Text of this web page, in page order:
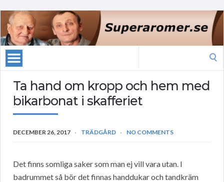
Ta hand om kropp och hem med
bikarbonat i skafferiet
DECEMBER 26, 2017 TRÄDGÅRD NO COMMENTS
Det finns somliga saker som man ej vill vara utan. I
badrummet så bör det finnas handdukar och tandkräm